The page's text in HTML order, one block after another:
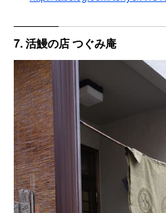
7. 活鰻の店 つぐみ庵